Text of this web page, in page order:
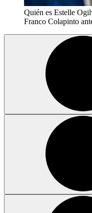
Quién es Estelle
Franco Colapinto